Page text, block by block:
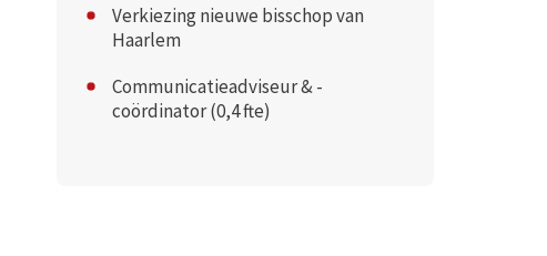
Verkiezing nieuwe bisschop van
Haarlem
Communicatieadviseur & -
coördinator (0,4 fte)